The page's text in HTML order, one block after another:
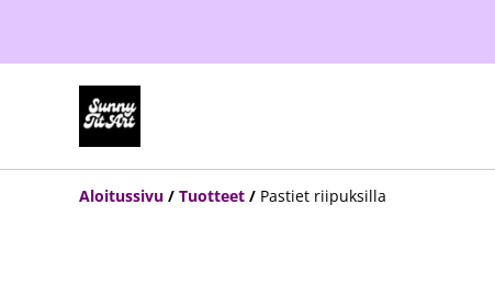
Aloitussivu / Tuotteet / Pastiet riipuksilla